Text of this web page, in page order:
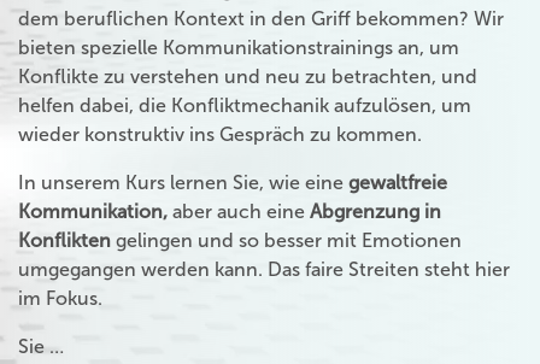
dem beruflichen Kontext in den Griff bekommen? Wir
bieten spezielle Kommunikationstrainings an, um
Konflikte zu verstehen und neu zu betrachten, und
helfen dabei, die Konfliktmechanik aufzulösen, um
wieder konstruktiv ins Gespräch zu kommen.
In unserem Kurs lernen Sie, wie eine gewaltfreie
Kommunikation, aber auch eine Abgrenzung in
Konflikten gelingen und so besser mit Emotionen
umgegangen werden kann. Das faire Streiten steht hier
im Fokus.
Sie …